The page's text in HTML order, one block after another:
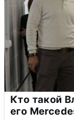
Кто такой
его